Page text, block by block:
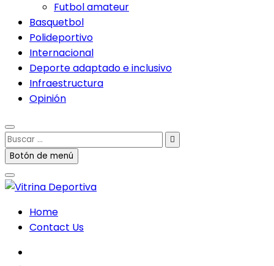
Futbol amateur
Basquetbol
Polideportivo
Internacional
Deporte adaptado e inclusivo
Infraestructura
Opinión
Buscar
…Botón de menú
Home
Contact Us